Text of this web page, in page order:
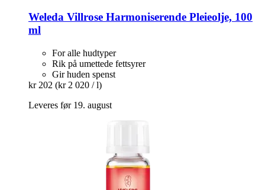
Weleda Villrose Harmoniserende Pleieolje, 100
ml
For alle hudtyper
Rik på umettede fettsyrer
Gir huden spenst
kr 202 (kr 2 020 / l)
Leveres før 19. august